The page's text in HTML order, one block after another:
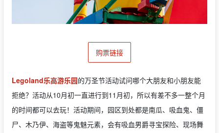
购票链接
Legoland乐高游乐园的万圣节活动试问哪个大朋友和小朋友能
拒绝？活动从10月初一直进行到11月初，所以有差不多一整个月
的时间都可以去玩！活动期间，园区到处都是南瓜、吸血鬼、僵
尸、木乃伊、海盗等鬼魅元素，会有吸血男爵寻宝探险、现场舞